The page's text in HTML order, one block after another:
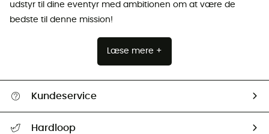
udstyr til dine eventyr med ambitionen om at være de
bedste til denne mission!
Læse mere +
Kundeservice
Hardloop